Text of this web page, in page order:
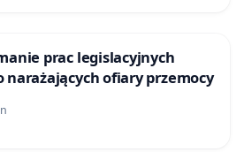
prac legislacyjnych
prawa rodzinnego narażających ofiary przemocy